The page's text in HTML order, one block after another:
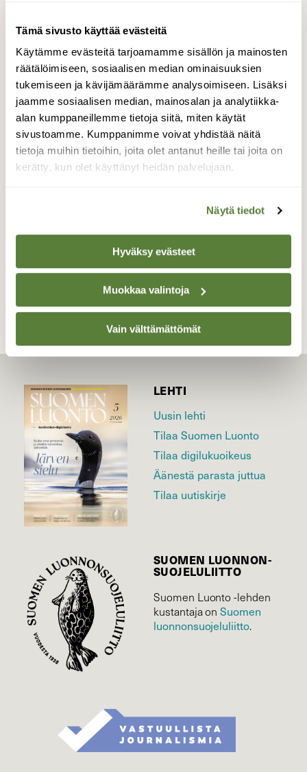
Tämä sivusto käyttää evästeitä
Käytämme evästeitä tarjoamamme sisällön ja mainosten
räätälöimiseen, sosiaalisen median ominaisuuksien
tukemiseen ja kävijämäärämme analysoimiseen. Lisäksi
jaamme sosiaalisen median, mainosalan ja analytiikka-
alan kumppaneillemme tietoja siitä, miten käytät
sivustoamme. Kumppanimme voivat yhdistää näitä
tietoja muihin tietoihin, joita olet antanut heille tai joita on
kerätty, kun olet käyttänyt heidän palvelujaan.
Näytä tiedot
Hyväksy evästeet
Muokkaa valintoja
Vain välttämättömät
Alkava kuunpimennys
Kova pakkanen ja kuunpimennys,oli taivaalla
aamusta.
Valokuvaaja: Hannu Rissanen, Näädänmaa 21.1.19
LEHTI
Uusin lehti
Tilaa Suomen Luonto
Tilaa digilukuoikeus
Äänestä parasta juttua
Tilaa uutiskirje
SUOMEN LUONNON­
SUOJELU­LIITTO
Suomen Luonto -lehden
kustantaja onSuomen
luonnonsuojelu­liitto.